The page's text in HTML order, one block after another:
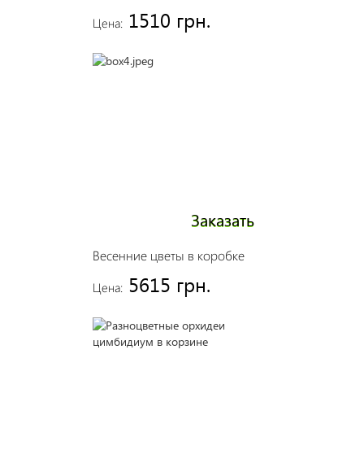
Цена: 1510 грн.
Весенние цветы в коробке
Цена: 5615 грн.
Заказать